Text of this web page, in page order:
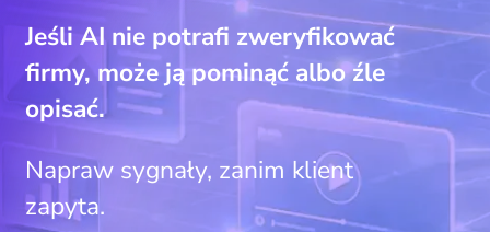
Jeśli AI nie potrafi zweryfikować
firmy, może ją pominąć albo źle
opisać.
Napraw sygnały, zanim klient
zapyta.